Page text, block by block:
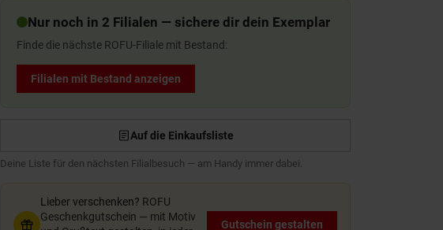
Nur noch in 2 Filialen — sichere dir dein Exemplar
Finde die nächste ROFU-Filiale mit Bestand:
Filialen mit Bestand anzeigen
Auf die Einkaufsliste
Deine Liste für den nächsten Filialbesuch — am Handy immer dabei.
Lieber verschenken? ROFU
Geschenkgutschein — mit Motiv
Gutschein gestalten